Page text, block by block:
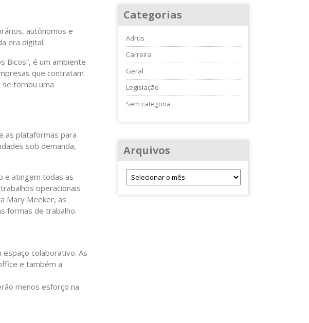
autônomos e
era digital.
Bicos”, é um ambiente
que contratam
tornou uma
as plataformas para
sob demanda,
e atingem todas as
operacionais
Mary Meeker, as
formas de trabalho.
colaborativo. As
e também a
menos esforço na
Categorias
Adrus
Carreira
Geral
Legislação
Sem categoria
Arquivos